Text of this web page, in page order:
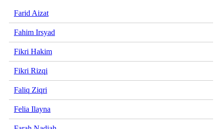
Farid Aizat
Fahim Irsyad
Fikri Hakim
Fikri Rizqi
Faliq Ziqri
Felia Ilayna